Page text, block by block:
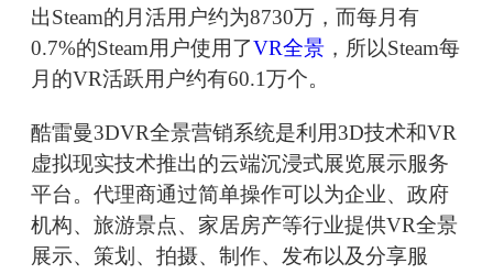
出Steam的月活用户约为8730万，而每月有
0.7%的Steam用户使用了VR全景 ，所以Steam每
月的VR活跃用户约有60.1万个。
酷雷曼3DVR全景营销系统是利用3D技术和VR
虚拟现实技术推出的云端沉浸式展览展示服务
平台。代理商通过简单操作可以为企业、政府
机构、旅游景点、家居房产等行业提供VR全景
展示、策划、拍摄、制作、发布以及分享服